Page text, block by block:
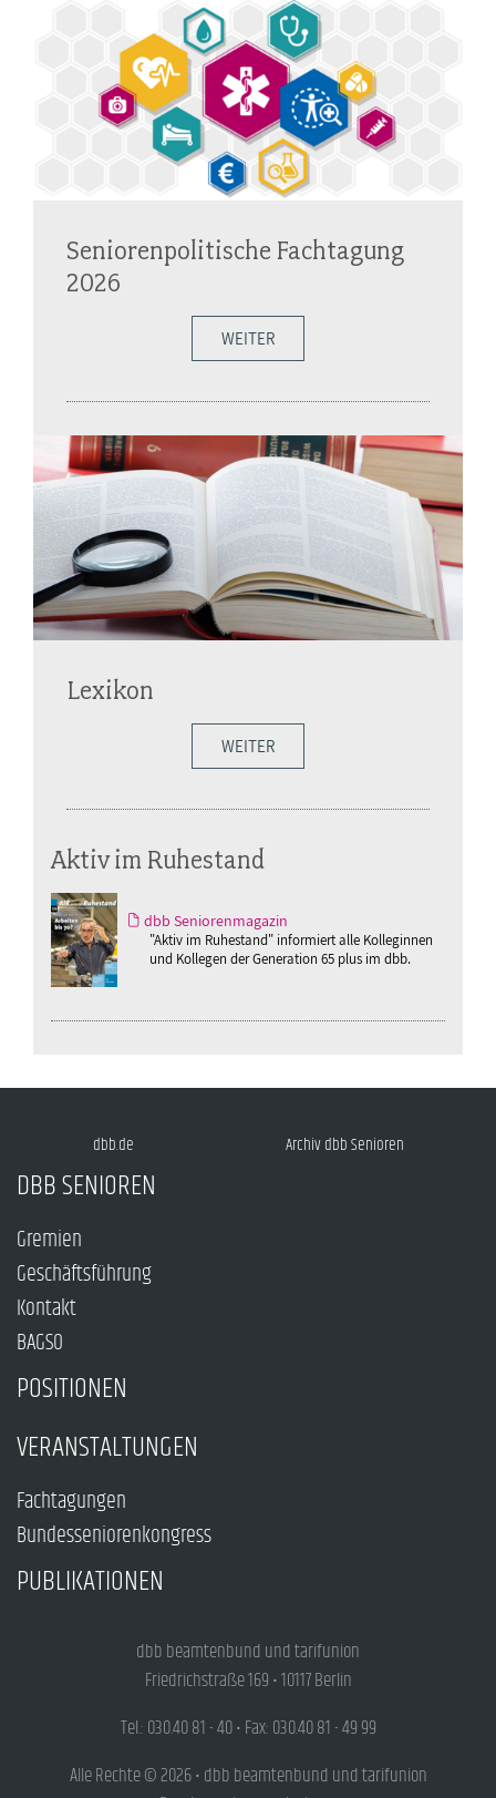
Seniorenpolitische Fachtagung
2026
WEITER
Lexikon
WEITER
Aktiv im Ruhestand
dbb Seniorenmagazin
"Aktiv im Ruhestand" informiert alle Kolleginnen
und Kollegen der Generation 65 plus im dbb.
dbb.de Archiv dbb Senioren
DBB SENIOREN
Gremien
Geschäftsführung
Kontakt
BAGSO
POSITIONEN
VERANSTALTUNGEN
Fachtagungen
Bundesseniorenkongress
PUBLIKATIONEN
dbb beamtenbund und tarifunion
Friedrichstraße 169 • 10117 Berlin
Tel.: 030.40 81 - 40 • Fax: 030.40 81 - 49 99
Alle Rechte © 2026 • dbb beamtenbund und tarifunion